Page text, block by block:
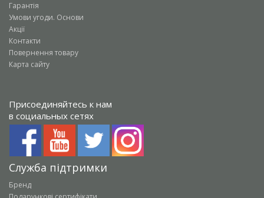
Гарантія
Умови угоди. Основи
Акції
Контакти
Повернення товару
Карта сайту
Присоединяйтесь к нам
в социальных сетях
Служба підтримки
Бренд